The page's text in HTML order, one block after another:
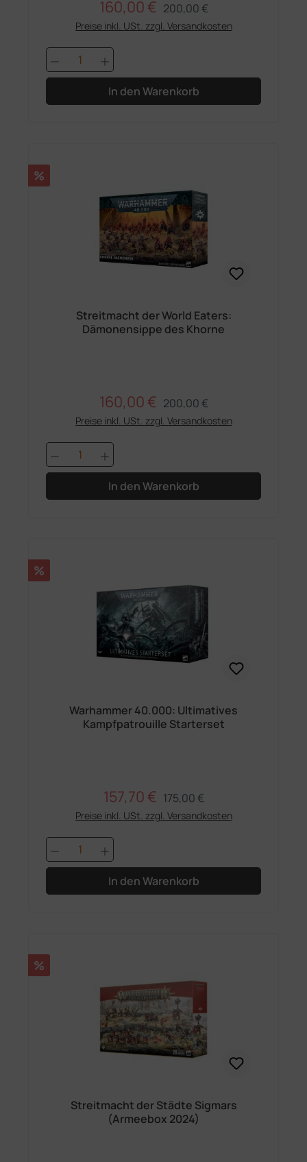
Verkaufspreis:
160,00 € Regulärer Preis:
200,00 €
Preise inkl. USt. zzgl. Versandkosten
Produkt Anzahl: Gib den
In den Warenkorb
Rabatt
%
Streitmacht der World Eaters:
Dämonensippe des Khorne
Verkaufspreis:
160,00 € Regulärer Preis:
200,00 €
Preise inkl. USt. zzgl. Versandkosten
Produkt Anzahl: Gib den
In den Warenkorb
Rabatt
%
Warhammer 40.000: Ultimatives
Kampfpatrouille Starterset
Verkaufspreis:
157,70 € Regulärer Preis:
175,00 €
Preise inkl. USt. zzgl. Versandkosten
Produkt Anzahl: Gib den
In den Warenkorb
Rabatt
%
Streitmacht der Städte Sigmars
(Armeebox 2024)